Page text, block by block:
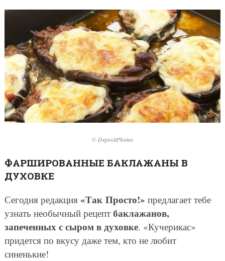
© DepositPhotos
ФАРШИРОВАННЫЕ БАКЛАЖАНЫ В
ДУХОВКЕ
Сегодня редакция «Так Просто!» предлагает тебе
узнать необычный рецепт баклажанов,
запеченных с сыром в духовке. «Кучерикас»
придется по вкусу даже тем, кто не любит
синенькие!